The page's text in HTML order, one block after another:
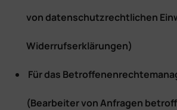
von datenschutzrechtlichen
Widerrufserklärungen)
Für das
(Bearbeiter von Anfragen